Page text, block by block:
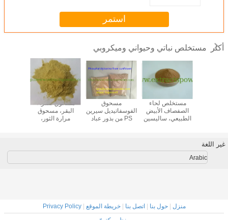
استمر
أكثر مستخلص نباتي وحيواني وميكروبي
القرش/
مسحوق صفراء
البقر، مسحوق
مرارة الثور،
مسحوق
الفوسفاتيديل سيرين
PS من بذور عباد
مستخلص لحاء
الصفصاف الأبيض
الطبيعي، ساليسين
غير اللغة
Arabic
منزل |حول بنا |اتصل بنا |خريطة الموقع |
Privacy Policy